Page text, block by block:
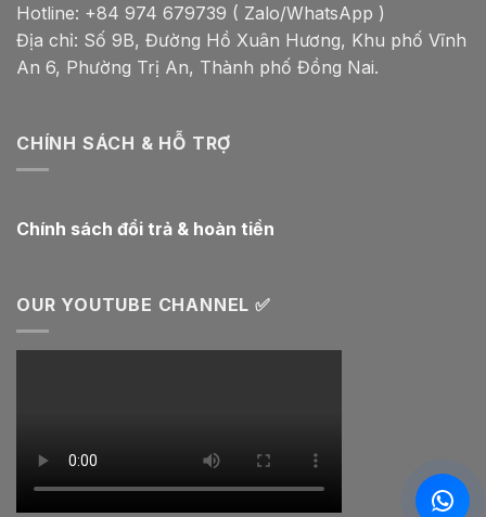
Hotline: +84 974 679739 ( Zalo/WhatsApp )
Địa chỉ: Số 9B, Đường Hồ Xuân Hương, Khu phố Vĩnh
An 6, Phường Trị An, Thành phố Đồng Nai.
CHÍNH SÁCH & HỖ TRỢ
Chính sách đổi trả & hoàn tiền
OUR YOUTUBE CHANNEL ✅